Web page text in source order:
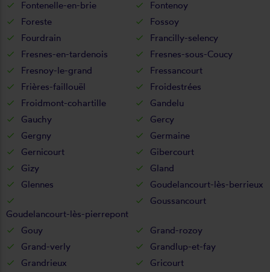
Fontenelle-en-brie
Fontenoy
Foreste
Fossoy
Fourdrain
Francilly-selency
Fresnes-en-tardenois
Fresnes-sous-Coucy
Fresnoy-le-grand
Fressancourt
Frières-faillouël
Froidestrées
Froidmont-cohartille
Gandelu
Gauchy
Gercy
Gergny
Germaine
Gernicourt
Gibercourt
Gizy
Gland
Glennes
Goudelancourt-lès-berrieux
Goudelancourt-lès-pierrepont
Goussancourt
Gouy
Grand-rozoy
Grand-verly
Grandlup-et-fay
Grandrieux
Gricourt